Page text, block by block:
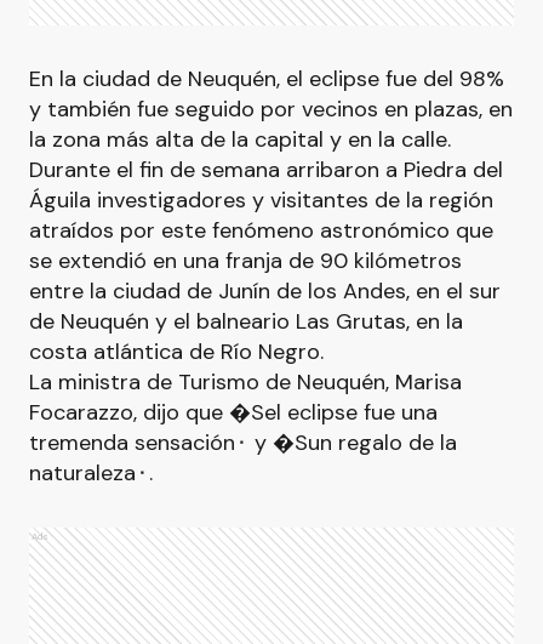
En la ciudad de Neuquén, el eclipse fue del 98%
y también fue seguido por vecinos en plazas, en
la zona más alta de la capital y en la calle.
Durante el fin de semana arribaron a Piedra del
Águila investigadores y visitantes de la región
atraídos por este fenómeno astronómico que
se extendió en una franja de 90 kilómetros
entre la ciudad de Junín de los Andes, en el sur
de Neuquén y el balneario Las Grutas, en la
costa atlántica de Río Negro.
La ministra de Turismo de Neuquén, Marisa
Focarazzo, dijo que �Sel eclipse fue una
tremenda sensación⬝ y �Sun regalo de la
naturaleza⬝.
Ads